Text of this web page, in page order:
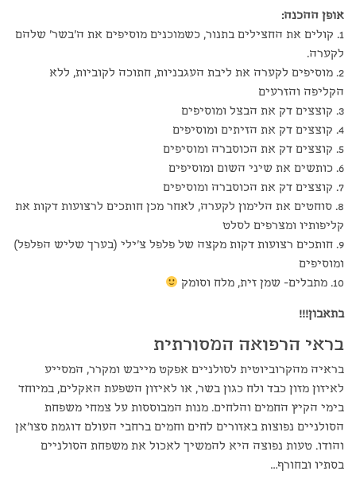
אופן ההכנה:
1. קולים את החצילים בתנור, כשמוכנים מוסיפים את ה'בשר' שלהם
לקערה.
2. מוסיפים לקערה את ליבת העגבניות, חתוכה לקוביות, ללא
הקליפה והזרעים
3. קוצצים דק את הבצל ומוסיפים
4. קוצצים דק את הזיתים ומוסיפים
5. קוצצים דק את הכוסברה ומוסיפים
6. כותשים את שיני השום ומוסיפים
7. קוצצים דק את הכוסברה ומוסיפים
8. סוחטים את הלימון לקערה, לאחר מכן חותכים לרצועות דקות את
קליפותיו ומצרפים לסלט
9. חותכים רצועות דקות מקצה של פלפל צ'ילי (בערך שליש הפלפל)
ומוסיפים
10. מתבלים- שמן זית, מלח וסומק
בתאבון!!!
בראי הרפואה המסורתית
בראיה מהקרוביוטית לסולניים אפקט מייבש ומקרר, המסייע
לאיזון מזון כבד ולח כגון בשר, או לאיזון השפעת האקלים, במיוחד
בימי הקיץ החמים והלחים. מנות המבוססות על צמחי משפחת
הסולניים נפוצות באזורים לחים וחמים ברחבי העולם דוגמת סצו'אן
והודו. טעות נפוצה היא להמשיך לאכול את משפחת הסולניים
בסתיו ובחורף…